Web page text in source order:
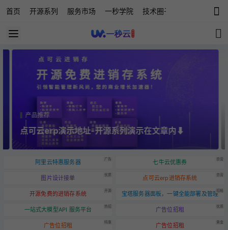
首页 开源系列 服务市场 一秒学院 技术圈子 源
产品推荐
点可云erp演示地址-开源系列演示在文章内⬇️
阿里云特惠服务器 广告 七牛云优惠券 自营
图片设计接单 优质 点可云erp进销存系统 自营
开源免费的进销存系统 开源 宝塔服务器面板，一键全能部署及管理招租
一站式大模型API 服务平台 热招 广告位招租 优质
广告位招租 特惠 广告位招租 黄金